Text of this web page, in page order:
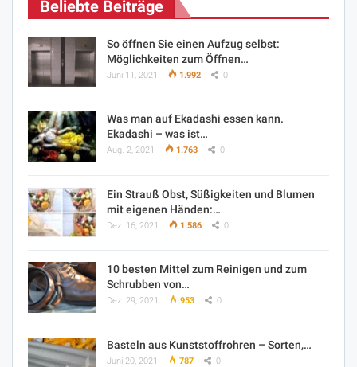
Beliebte Beiträge
So öffnen Sie einen Aufzug selbst:
Möglichkeiten zum Öffnen…
Juni 11, 2021 1.992 0
Was man auf Ekadashi essen kann.
Ekadashi – was ist…
Aug. 2, 2021 1.763 0
Ein Strauß Obst, Süßigkeiten und Blumen
mit eigenen Händen:…
Dez. 16, 2021 1.586 0
10 besten Mittel zum Reinigen und zum
Schrubben von…
Dez. 29, 2021 953 0
Basteln aus Kunststoffrohren – Sorten,…
Juni 20, 2021 787 0